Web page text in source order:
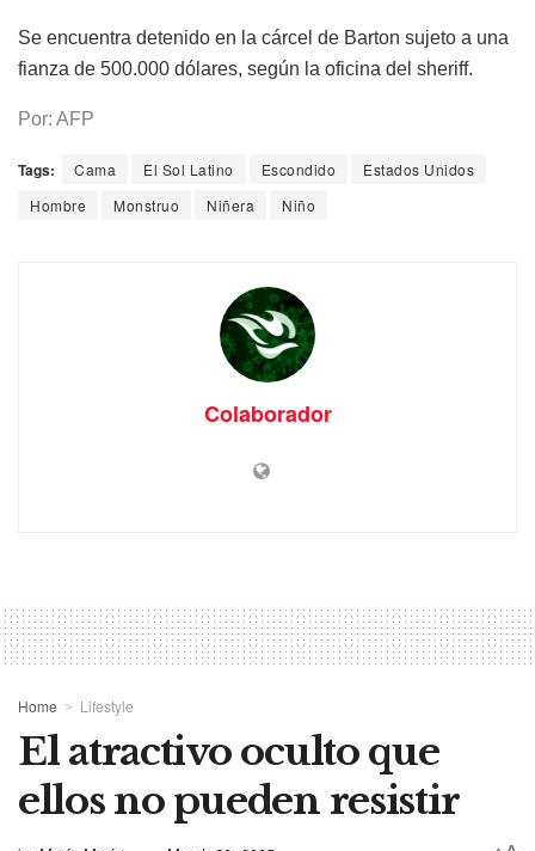
Se encuentra detenido en la cárcel de Barton sujeto a una
fianza de 500.000 dólares, según la oficina del sheriff.
Por: AFP
Tags: Cama El Sol Latino Escondido
Estados Unidos
Hombre
Monstruo Niñera Niño
Colaborador
Home Lifestyle
El atractivo oculto que
ellos no pueden resistir